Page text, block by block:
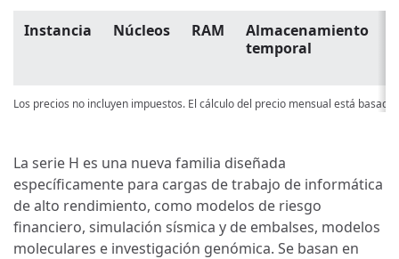
Instancia Núcleos RAM
Almacenamiento
temporal
Los precios no incluyen impuestos. El cálculo del precio mensual está
La serie H es una nueva familia diseñada
específicamente para cargas de trabajo de informática
de alto rendimiento, como modelos de riesgo
financiero, simulación sísmica y de embalses, modelos
moleculares e investigación genómica. Se basan en